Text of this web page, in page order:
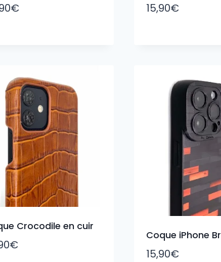
€ 15,90€
Crocodile en cuir
€
Coque iPhone
15,90€